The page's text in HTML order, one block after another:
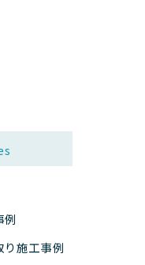
例
り施工事例